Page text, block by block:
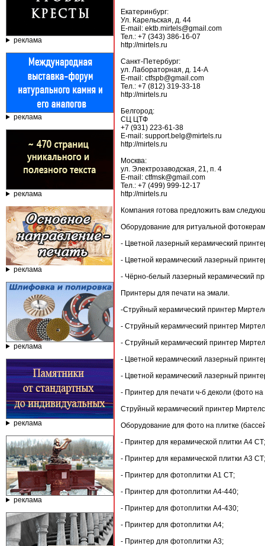
реклама
реклама
реклама
реклама
реклама
реклама
реклама
Екатеринбург:
Ул. Карельская, д. 44
E-mail: ektb.mirtels@gmail.com
Тел.: +7 (343) 386-16-07
http://mirtels.ru
Санкт-Петербург:
ул. Лабораторная, д. 14-А
E-mail: ctfspb@gmail.com
Тел.: +7 (812) 319-33-18
http://mirtels.ru
Белгород:
СЦ ЦТФ
+7 (931) 223-61-38
E-mail: support.belg@mirtels.ru
http://mirtels.ru
Москва:
ул. Электрозаводская, 21, п. 4
E-mail: ctfmsk@gmail.com
Тел.: +7 (499) 999-12-17
http://mirtels.ru
Компания готова предложить вам
Оборудование для ритуальной
- Цветной лазерный керамический
- Цветной керамический лазерный
- Чёрно-белый лазерный керамический
Принтеры для печати на эмали.
-Струйный керамический принтер
- Струйный керамический принтер
- Струйный керамический принтер
- Цветной керамический лазерный
- Цветной керамический лазерный
- Принтер для печати ч-б деколи (фото
Струйный керамический принтер
Оборудование для фото на плитке
- Принтер для керамической плитки А4 СТ;
- Принтер для керамической плитки А3 СТ;
- Принтер для фотоплитки А1 СТ;
- Принтер для фотоплитки А4-440;
- Принтер для фотоплитки А4-430;
- Принтер для фотоплитки А4;
- Принтер для фотоплитки А3;